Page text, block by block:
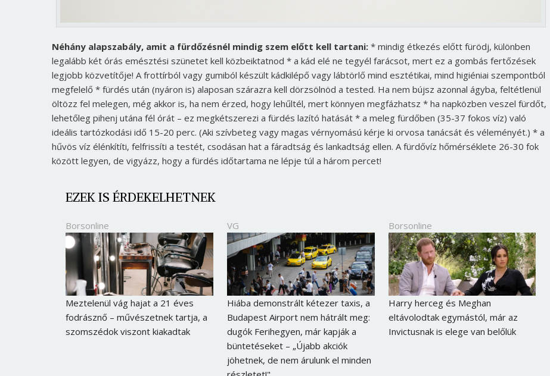
Néhány alapszabály, amit a fürdőzésnél mindig szem előtt kell tartani: * mindig étkezés előtt fürödj, különben
legalább két órás emésztési szünetet kell közbeiktatnod * a kád elé ne tegyél farácsot, mert ez a gombás fertőzések
legjobb közvetítője! A frottírból vagy gumiból készült kádkilépő vagy lábtörlő mind esztétikai, mind higiéniai szempontból
megfelelő * fürdés után (nyáron is) alaposan szárazra kell dörzsölnöd a tested. Ha nem bújsz azonnal ágyba, feltétlenül
öltözz fel melegen, még akkor is, ha nem érzed, hogy lehűltél, mert könnyen megfázhatsz * ha napközben veszel fürdőt,
lehetőleg pihenj utána fél órát – ez megkétszerezi a fürdés lazító hatását * a meleg fürdőben (35-37 fokos víz) való
ideális tartózkodási idő 15-20 perc. (Aki szívbeteg vagy magas vérnyomású kérje ki orvosa tanácsát és véleményét.) * a
hűvös víz élénkítíti, felfrissíti a testét, csodásan hat a fáradtság és lankadtság ellen. A fürdővíz hőmérséklete 26-30 fok
között legyen, de vigyázz, hogy a fürdés időtartama ne lépje túl a három percet!
EZEK IS ÉRDEKELHETNEK
Borsonline
Meztelenül vág hajat a 21 éves
fodrásznő – művészetnek tartja, a
szomszédok viszont kiakadtak
VG
Hiába demonstrált kétezer taxis, a
Budapest Airport nem hátrált meg:
dugók Ferihegyen, már kapják a
büntetéseket – „Újabb akciók
jöhetnek, de nem árulunk el minden
Borsonline
Harry herceg és Meghan
eltávolodtak egymástól, már az
Invictusnak is elege van belőlük